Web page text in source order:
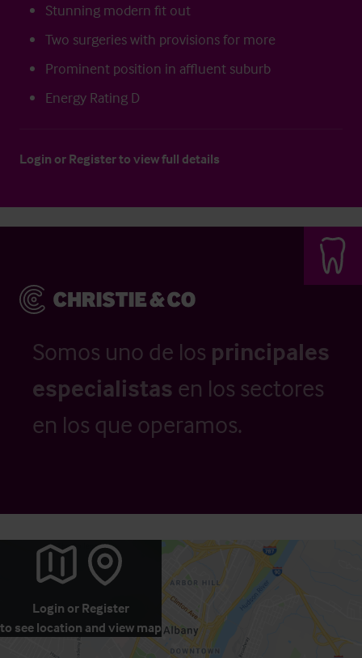
Stunning modern fit out
Two surgeries with provisions for more
Prominent position in affluent suburb
Energy Rating D
Login or Registerto view full details
Somos uno de los principales
especialistas en los sectores
en los que operamos.
Login or Register
to see location and view map